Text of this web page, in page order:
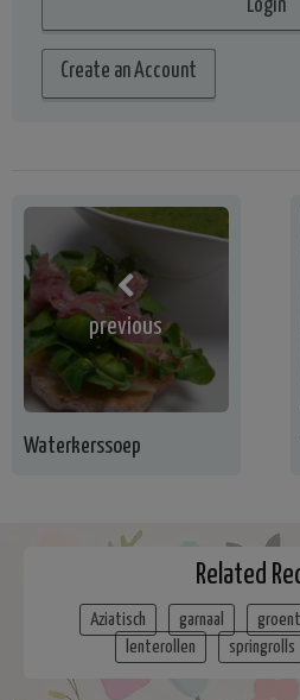
Create an Account
previous
Waterkerssoep
Related
Aziatisch garnaal
lenterollen
springrolls